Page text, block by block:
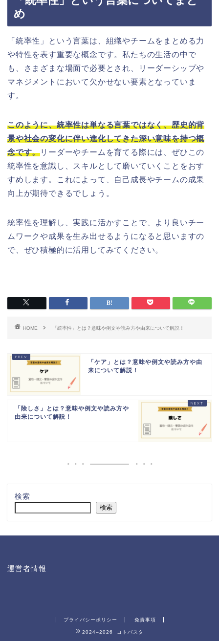
め
「統率性」という言葉は、組織やチームをまとめる力
や特性を表す重要な概念です。私たちの生活の中で
も、さまざまな場面で必要とされ、リーダーシップや
マネジメントにおいて欠かせない要素となっていま
す。
このように、統率性は単なる言葉ではなく、歴史的背
景や社会の変化に伴い進化してきた深い意味を持つ概
念です。リーダーやチームを育てる際には、ぜひこの
統率性を意識し、スキルとして磨いていくことをおす
すめします。これによって、自己成長やチームの成果
向上が期待できるでしょう。
統率性を理解し、実践に活かすことで、より良いチー
ムワークや成果を生み出せるようになると思いますの
で、ぜひ積極的に活用してみてください。
HOME 「統率性」とは？意味や例文や読み方や由来について解説！
「ケア」とは？意味や例文や読み方や由
来について解説！
「険しさ」とは？意味や例文や読み方や
由来について解説！
検索
検索
運営者情報
プライバシーポリシー 免責事項
2024–2026 コトバスタ